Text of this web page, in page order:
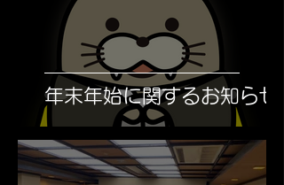
ん。。 ケーキ🍰は種類も豊富で、色味
も素晴らしかったです。 また、#肉球
チョコ 🍫、、😍...
年末年始に関するお知らせ